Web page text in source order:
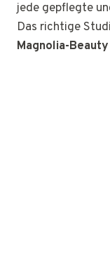
jede gepflegte
Das richtige
Magnolia-